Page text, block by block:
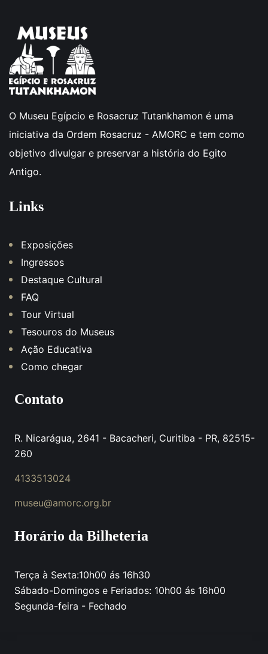
O Museu Egípcio e Rosacruz Tutankhamon é uma
iniciativa da Ordem Rosacruz - AMORC e tem como
objetivo divulgar e preservar a história do Egito
Antigo.
Links
Exposições
Ingressos
Destaque Cultural
FAQ
Tour Virtual
Tesouros do Museus
Ação Educativa
Como chegar
Contato
R. Nicarágua, 2641 - Bacacheri, Curitiba - PR, 82515-
260
4133513024
museu@amorc.org.br
Horário da Bilheteria
Terça à Sexta:10h00 ás 16h30
Sábado-Domingos e Feriados: 10h00 ás 16h00
Segunda-feira - Fechado